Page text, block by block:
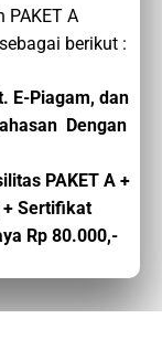
PAKET A
berikut :
E-Piagam, dan
Dengan
PAKET A +
+ Sertifikat
Rp 80.000,-